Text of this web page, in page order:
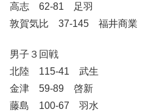
高志 62-81 足羽
敦賀気比 37-145 福井商業
男子３回戦
北陸 115-41 武生
金津 59-89 啓新
藤島 100-67 羽水